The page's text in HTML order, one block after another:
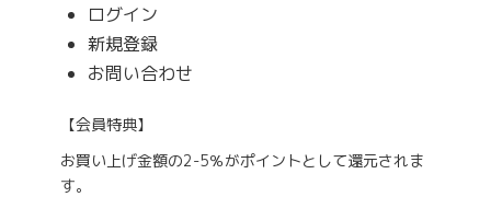
ログイン
新規登録
お問い合わせ
【会員特典】
お買い上げ金額の2-5％がポイントとして還元されま
す。